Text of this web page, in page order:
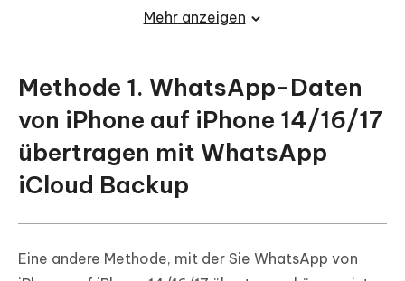
14/16/17 übertragen per E-Mail
Mehr anzeigen
Methode 1. WhatsApp-Daten
von iPhone auf iPhone 14/16/17
übertragen mit WhatsApp
iCloud Backup
Eine andere Methode, mit der Sie WhatsApp von